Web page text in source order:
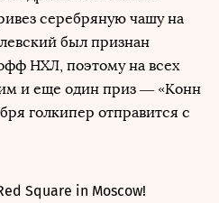
серебряную чашу на
был признан
НХЛ, поэтому на всех
и еще один приз — «Конн
голкипер отправится с
Square in Moscow!